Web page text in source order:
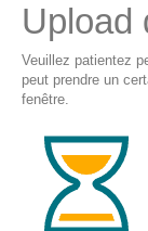
Upload
Veuillez patientez
peut prendre un
fenêtre.